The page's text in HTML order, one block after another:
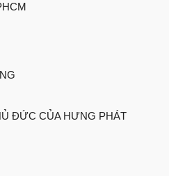
ĐỨC CỦA HƯNG PHÁT